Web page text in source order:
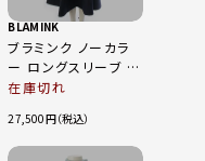
BLAMINK
ブラミンク ノーカラ
ー ロングスリーブ ド
レス ワンピース
イビー 36
在庫切れ
27,500